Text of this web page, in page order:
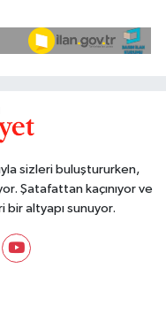
sizleri buluştururken,
Şatafattan kaçınıyor ve
bir altyapı sunuyor.